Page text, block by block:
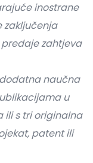
inostrane
zaključenja
zahtjeva
naučna
u
ili s tri originalna
patent ili